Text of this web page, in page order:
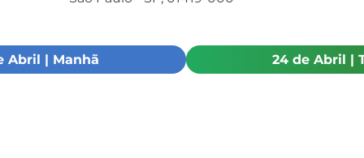
Abril | Manhã 24 de Abril |